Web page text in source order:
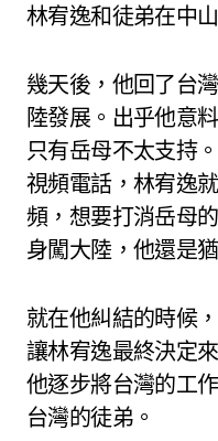
林宥逸和徒弟在中
幾天後，他回了台
陸發展。出乎他意
只有岳母不太支持
視頻電話，林宥逸
頻，想要打消岳母
身闖大陸，他還是
就在他糾結的時候
讓林宥逸最終決定
他逐步將台灣的工
台灣的徒弟。